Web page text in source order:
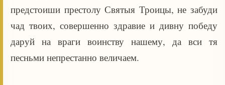
предстоиши престолу Святыя Троицы, не забуди
чад твоих, совершенно здравие и дивну победу
даруй на враги воинству нашему, да вси тя
песньми непрестанно величаем.